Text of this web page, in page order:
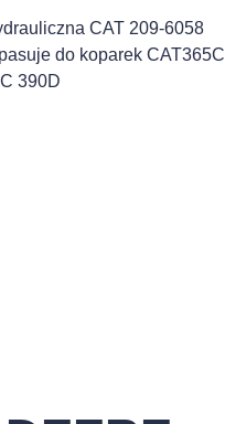
CAT 209-6058
do koparek CAT365C
390D